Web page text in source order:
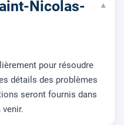
Nicolas-
▾
pour résoudre
détails des problèmes
seront fournis dans